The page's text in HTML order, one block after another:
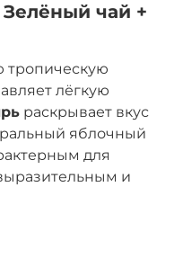
Зелёный чай +
тропическую
лёгкую
раскрывает вкус
яблочный
для
и